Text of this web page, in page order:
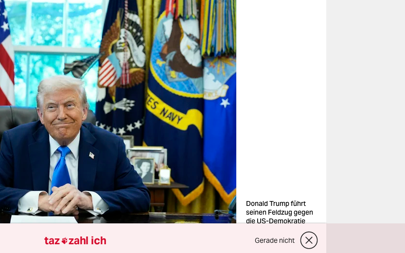
Donald Trump führt
seinen Feldzug gegen
die US-Demokratie
Foto: Alex
taz zahl ich Gerade nicht